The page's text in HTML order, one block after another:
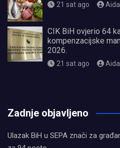
21 sat ago
CIK BiH ovjerio 64
kompenzacijske
2026.
21 sat ago
Zadnje objavljeno
Ulazak BiH u SEPA znači za